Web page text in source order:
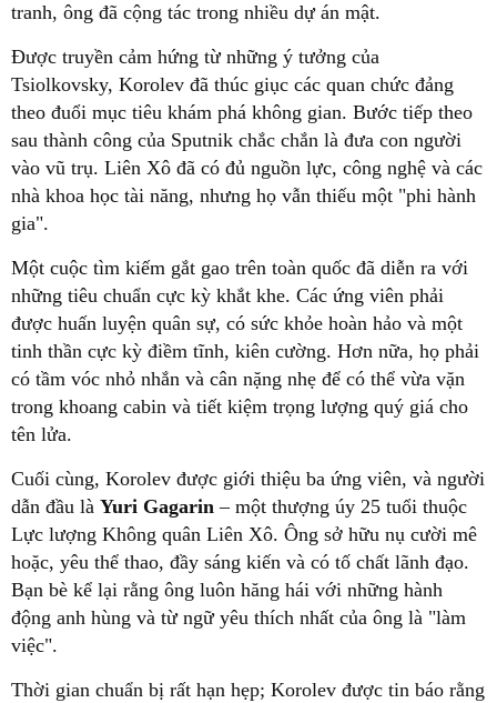
tranh, ông đã cộng tác trong nhiều dự án mật.
Được truyền cảm hứng từ những ý tưởng của
Tsiolkovsky, Korolev đã thúc giục các quan chức đảng
theo đuổi mục tiêu khám phá không gian. Bước tiếp theo
sau thành công của Sputnik chắc chắn là đưa con người
vào vũ trụ. Liên Xô đã có đủ nguồn lực, công nghệ và các
nhà khoa học tài năng, nhưng họ vẫn thiếu một "phi hành
gia".
Một cuộc tìm kiếm gắt gao trên toàn quốc đã diễn ra với
những tiêu chuẩn cực kỳ khắt khe. Các ứng viên phải
được huấn luyện quân sự, có sức khỏe hoàn hảo và một
tinh thần cực kỳ điềm tĩnh, kiên cường. Hơn nữa, họ phải
có tầm vóc nhỏ nhắn và cân nặng nhẹ để có thể vừa vặn
trong khoang cabin và tiết kiệm trọng lượng quý giá cho
tên lửa.
Cuối cùng, Korolev được giới thiệu ba ứng viên, và người
dẫn đầu là Yuri Gagarin– một thượng úy 25 tuổi thuộc
Lực lượng Không quân Liên Xô. Ông sở hữu nụ cười mê
hoặc, yêu thể thao, đầy sáng kiến và có tố chất lãnh đạo.
Bạn bè kể lại rằng ông luôn hăng hái với những hành
động anh hùng và từ ngữ yêu thích nhất của ông là "làm
việc".
Thời gian chuẩn bị rất hạn hẹp; Korolev được tin báo rằng